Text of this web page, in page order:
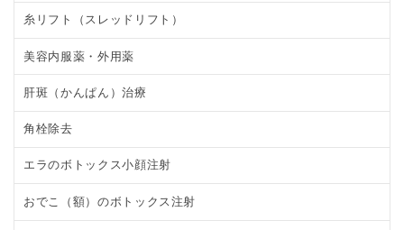
糸リフト（スレッドリフト）
美容内服薬・外用薬
肝斑（かんぱん）治療
角栓除去
エラのボトックス小顔注射
おでこ（額）のボトックス注射